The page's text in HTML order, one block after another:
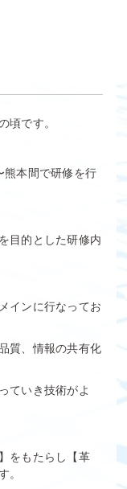
頃です。
熊本間で研修を行
目的とした研修内
インに行なってお
質、情報の共有化
ていき技術がよ
をもたらし【革
。